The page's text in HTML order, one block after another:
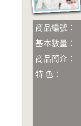
商品編號：
基本數量：
商品簡介：
特 色：